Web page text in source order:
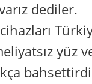
dediler.
yüz